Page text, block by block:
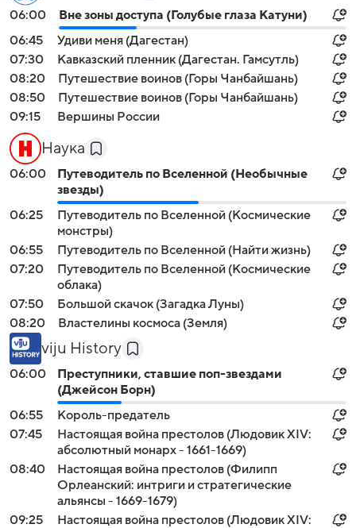
06:00
Вне зоны доступа (Голубые глаза Катуни)
06:45
Удиви меня (Дагестан)
07:30
Кавказский пленник (Дагестан. Гамсутль)
08:20
Путешествие воинов (Горы Чанбайшань)
08:50
Путешествие воинов (Горы Чанбайшань)
09:15
Вершины России
Наука
06:00
Путеводитель по Вселенной (Необычные
звезды)
06:25
Путеводитель по Вселенной (Космические
монстры)
06:55
Путеводитель по Вселенной (Найти жизнь)
07:20
Путеводитель по Вселенной (Космические
облака)
07:50
Большой скачок (Загадка Луны)
08:20
Властелины космоса (Земля)
viju History
06:00
Преступники, ставшие поп-звездами
(Джейсон Борн)
06:55
Король-предатель
07:45
Настоящая война престолов (Людовик XIV:
абсолютный монарх - 1661-1669)
08:40
Настоящая война престолов (Филипп
Орлеанский: интриги и стратегические
альянсы - 1669-1679)
09:25
Настоящая война престолов (Людовик XIV: